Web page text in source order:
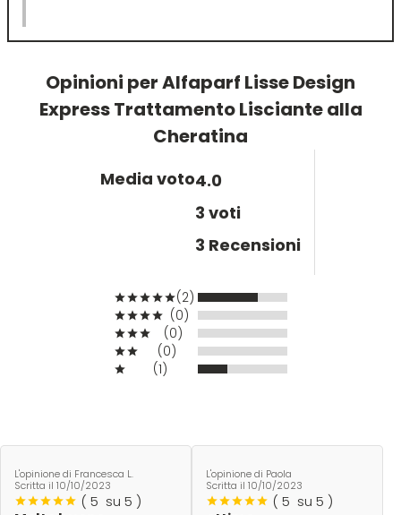
W-X
WOODY'S
Opinioni per Alfaparf Lisse Design
Express Trattamento Lisciante alla
Cheratina
Media voto4.0
3 voti
3 Recensioni
(2)
(0)
(0)
(0)
(1)
L'opinione di Francesca L.
Scritta il 10/10/2023
( 5 su 5 )
L'opinione di Paola
Scritta il 10/10/2023
( 5 su 5 )